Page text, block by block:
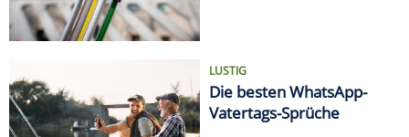
LUSTIG
Die besten WhatsApp-
Vatertags-Sprüche